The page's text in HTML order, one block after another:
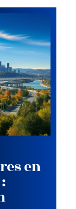
en